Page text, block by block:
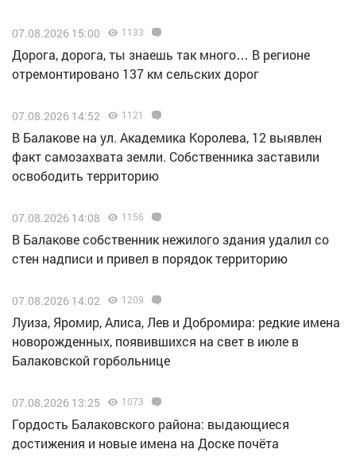
07.08.2026 15:00 1133
Дорога, дорога, ты знаешь так много… В регионе
отремонтировано 137 км сельских дорог
07.08.2026 14:52 1121
В Балакове на ул. Академика Королева, 12 выявлен
факт самозахвата земли. Собственника заставили
освободить территорию
07.08.2026 14:08 1156
В Балакове собственник нежилого здания удалил со
стен надписи и привел в порядок территорию
07.08.2026 14:02 1209
Луиза, Яромир, Алиса, Лев и Добромира: редкие имена
новорожденных, появившихся на свет в июле в
Балаковской горбольнице
07.08.2026 13:25 1073
Гордость Балаковского района: выдающиеся
достижения и новые имена на Доске почёта